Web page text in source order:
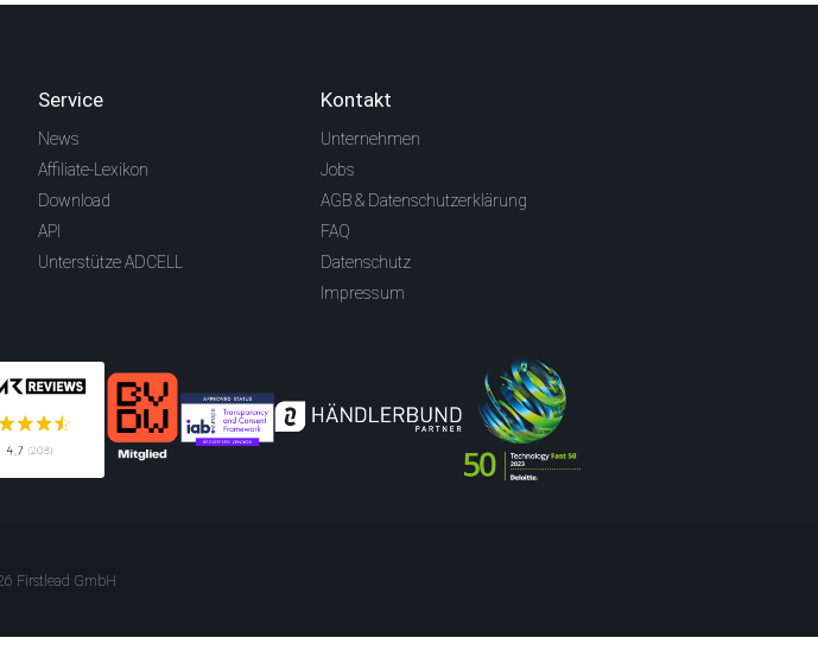
Service
News
Affiliate-Lexikon
Download
API
Unterstütze ADCELL
Kontakt
Unternehmen
Jobs
AGB & Datenschutzerklärung
FAQ
Datenschutz
Impressum
Firstlead GmbH